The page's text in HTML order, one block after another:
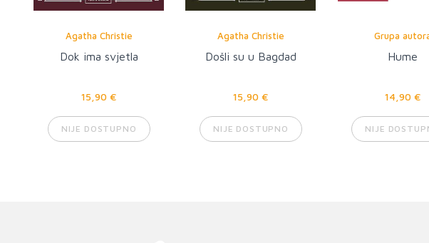
Agatha Christie
Dok ima svjetla
15,90 €
NIJE DOSTUPNO
Agatha Christie
Došli su u Bagdad
15,90 €
NIJE DOSTUPNO
Grupa
Hume
14,90 €
NIJE